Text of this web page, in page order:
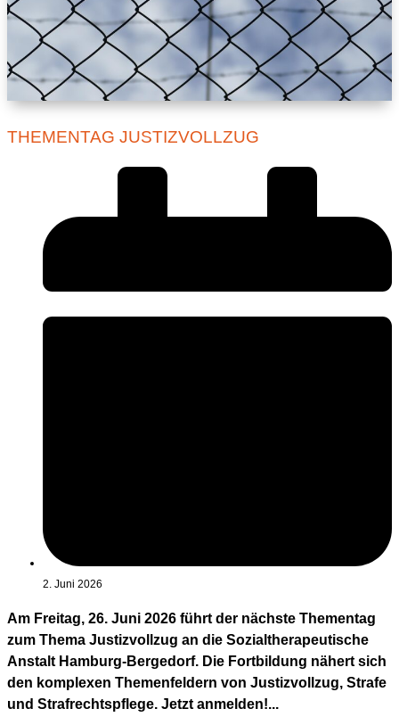
THEMENTAG JUSTIZVOLLZUG
2. Juni 2026
Am Freitag, 26. Juni 2026 führt der nächste Thementag
zum Thema Justizvollzug an die Sozialtherapeutische
Anstalt Hamburg-Bergedorf. Die Fortbildung nähert sich
den komplexen Themenfeldern von Justizvollzug, Strafe
und Strafrechtspflege. Jetzt anmelden!...